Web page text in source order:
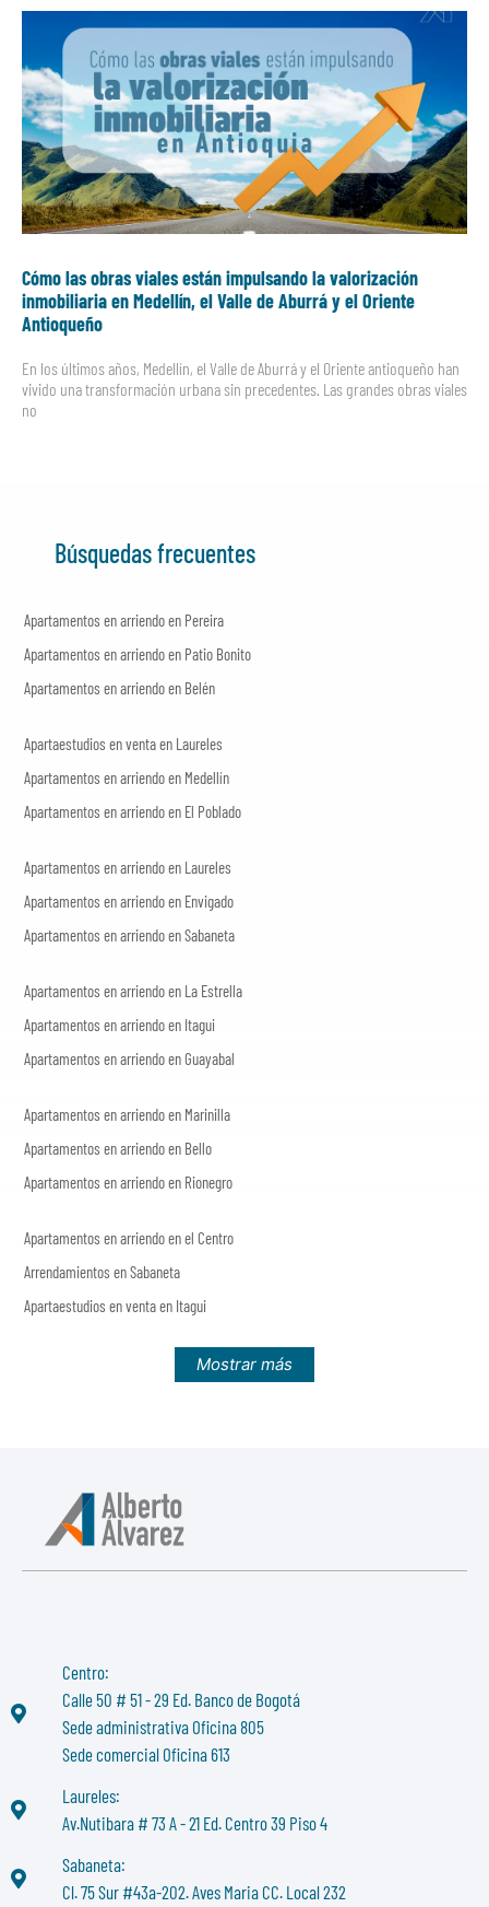
Cómo las obras viales están impulsando la valorización
inmobiliaria en Medellín, el Valle de Aburrá y el Oriente
Antioqueño
En los últimos años, Medellín, el Valle de Aburrá y el Oriente antioqueño han
vivido una transformación urbana sin precedentes. Las grandes obras viales
no
Búsquedas frecuentes
Apartamentos en arriendo en Pereira
Apartamentos en arriendo en Patio Bonito
Apartamentos en arriendo en Belén
Apartaestudios en venta en Laureles
Apartamentos en arriendo en Medellín
Apartamentos en arriendo en El Poblado
Apartamentos en arriendo en Laureles
Apartamentos en arriendo en Envigado
Apartamentos en arriendo en Sabaneta
Apartamentos en arriendo en La Estrella
Apartamentos en arriendo en Itagui
Apartamentos en arriendo en Guayabal
Apartamentos en arriendo en Marinilla
Apartamentos en arriendo en Bello
Apartamentos en arriendo en Rionegro
Apartamentos en arriendo en el Centro
Arrendamientos en Sabaneta
Apartaestudios en venta en Itagui
Mostrar más
Centro:
Calle 50 # 51 - 29 Ed. Banco de Bogotá
Sede administrativa Oficina 805
Sede comercial Oficina 613
Laureles:
Av.Nutibara # 73 A - 21 Ed. Centro 39 Piso 4
Sabaneta:
Cl. 75 Sur #43a-202. Aves Maria CC. Local 232